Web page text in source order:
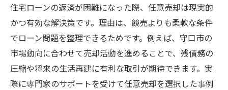
住宅ローンの返済が困難になった際、任意売却は現実的
かつ有効な解決策です。理由は、競売よりも柔軟な条件
でローン問題を整理できるためです。例えば、守口市の
市場動向に合わせて売却活動を進めることで、残債務の
圧縮や将来の生活再建に有利な取引が期待できます。実
際に専門家のサポートを受けて任意売却を選択した事例